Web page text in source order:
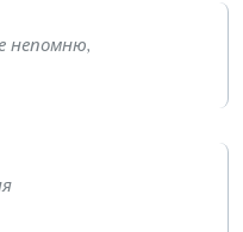
непомню,